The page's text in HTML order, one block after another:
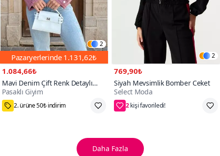
2
Pazaryerlerinde 1.131,62₺
1.084,66₺
Mavi Denim Çift Renk Detaylı
Manşetli Kot Ceket
Pasaklı Giyim
75₺ Kupon Fırsatı
2
769,90₺
Siyah Mevsimlik Bomber Ceket
Select Moda
2
36,38,40,42,44,46,48,50
Daha Fazla